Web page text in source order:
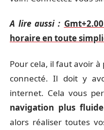
A lire aussi :
horaire en toute
Pour cela, il faut avoir
connecté. Il doit y
internet. Cela vous
navigation plus
alors réaliser toutes